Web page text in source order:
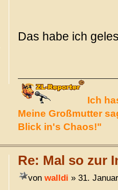
Das habe ich
Ich
Meine Großmutter
Blick in's Chaos!"
Re: Mal so zur
von walldi » 31.